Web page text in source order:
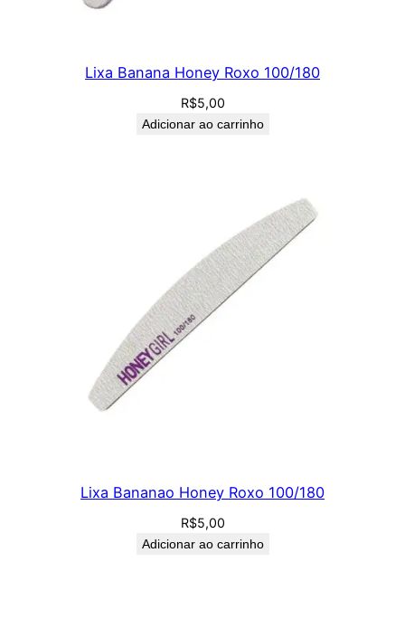
Lixa Banana Honey Roxo 100/180
R$5,00
Adicionar ao carrinho
Lixa Bananao Honey Roxo 100/180
R$5,00
Adicionar ao carrinho